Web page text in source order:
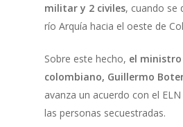
militar y 2 civiles, cuando se
río Arquía hacia el oeste de
Sobre este hecho, el
colombiano, Guillermo
avanza un acuerdo con el
las personas secuestradas.